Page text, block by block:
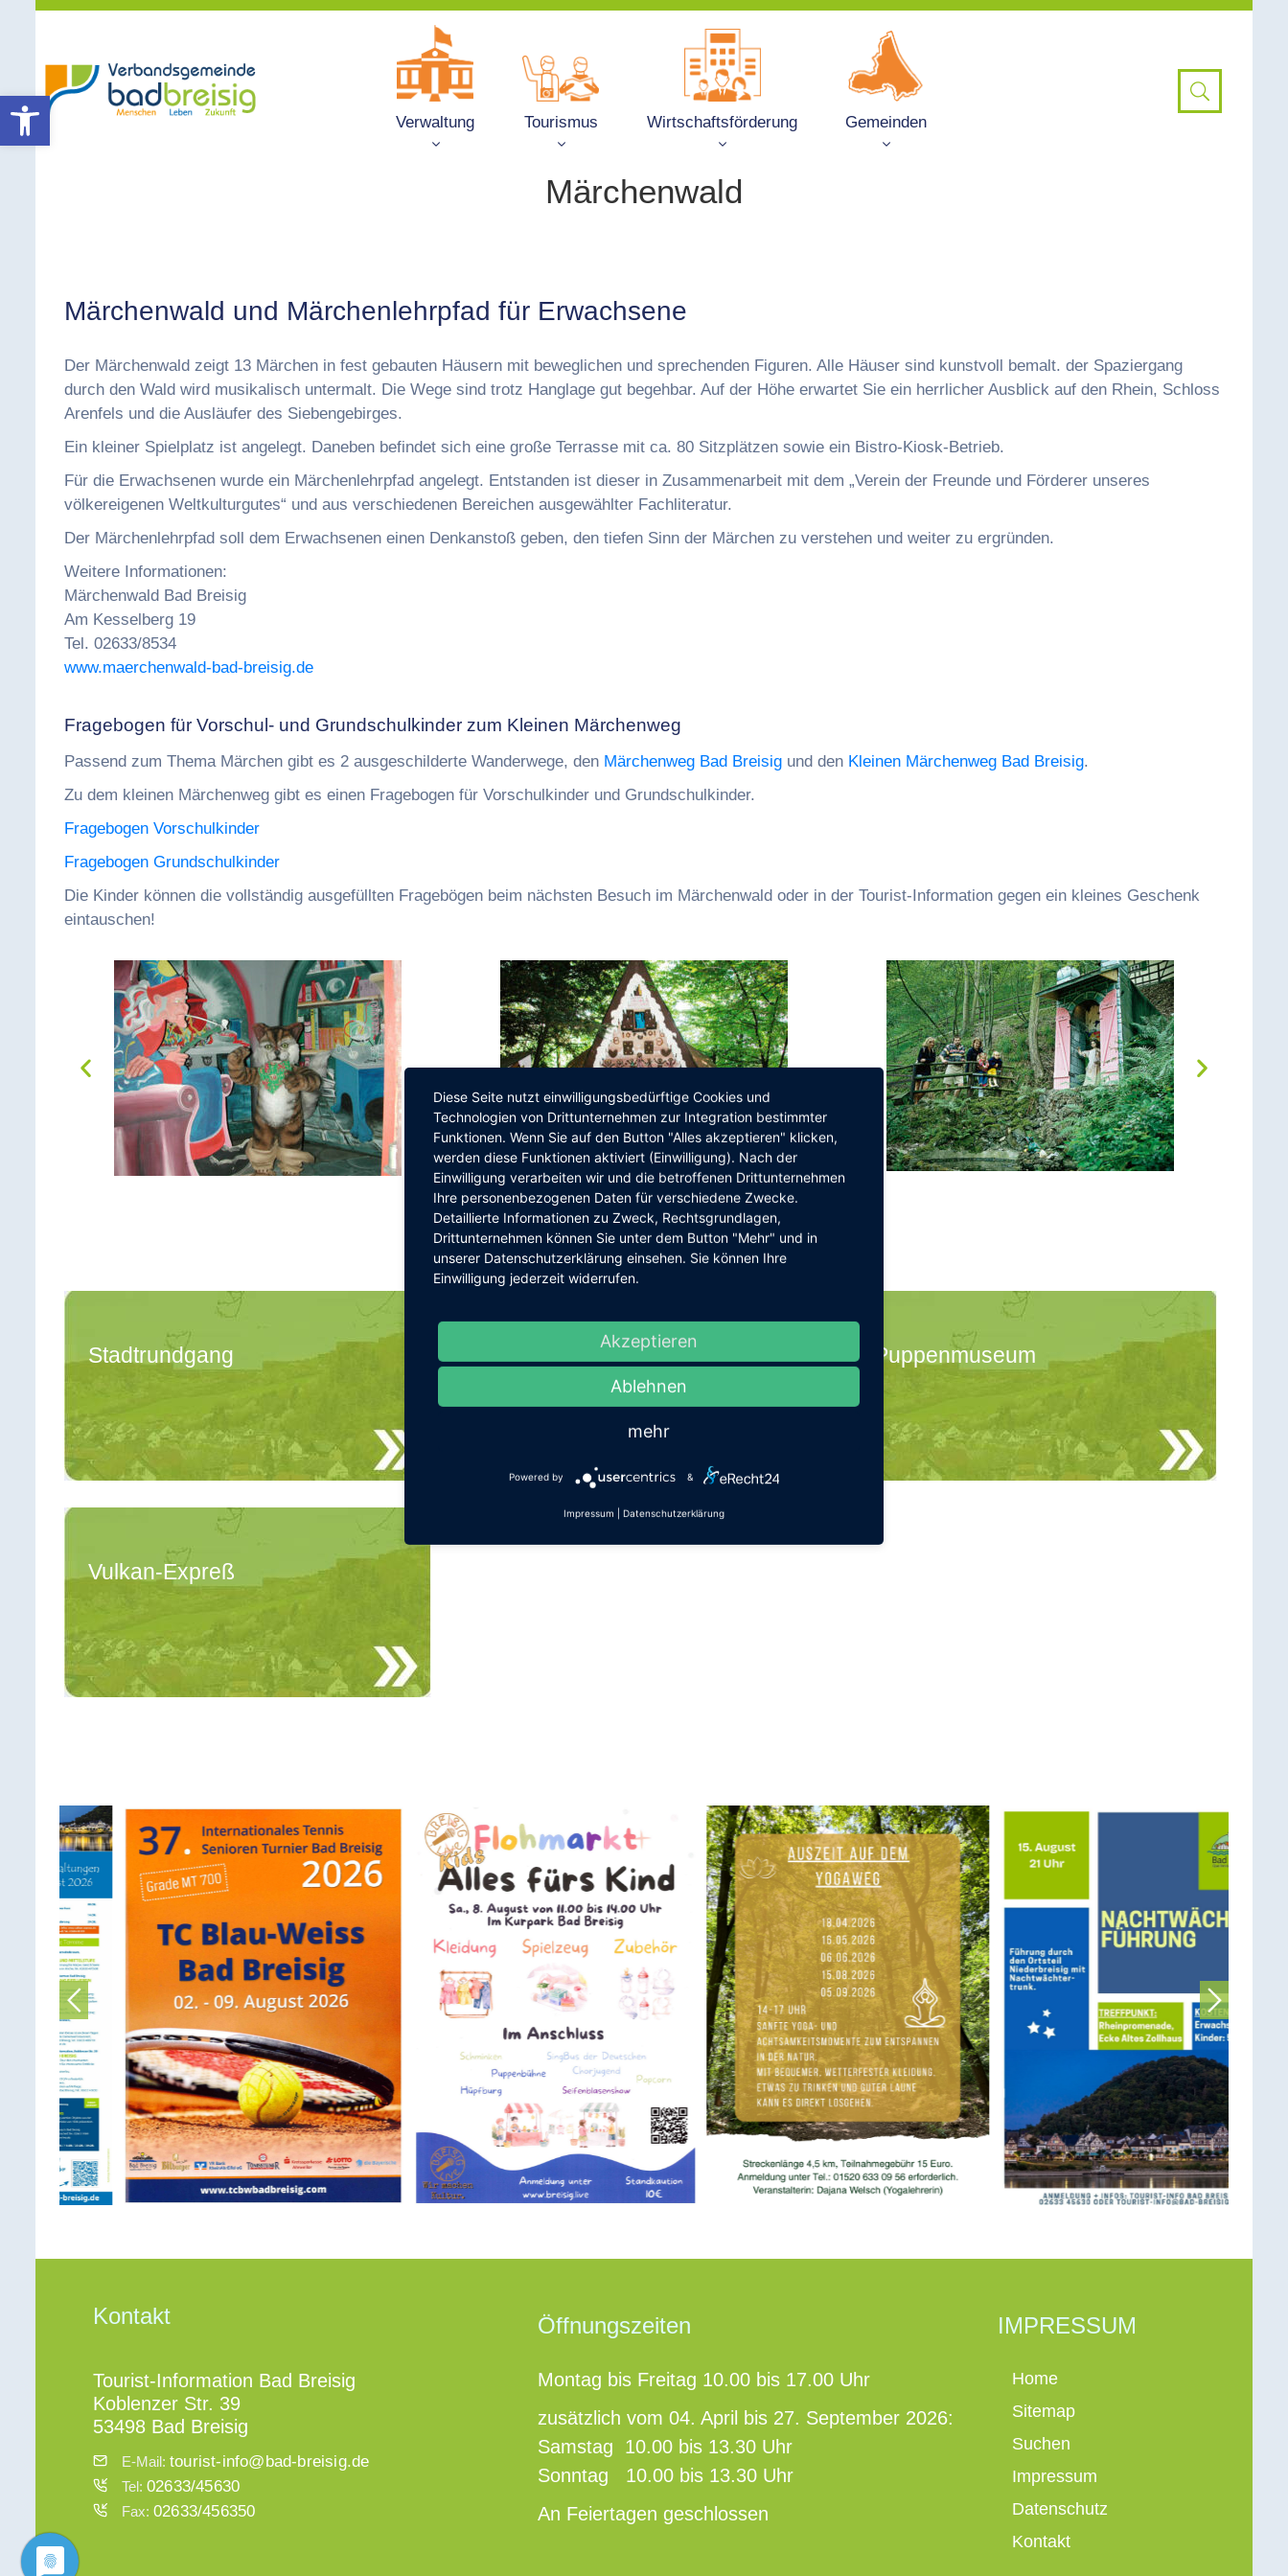
Werkzeugleiste öffnen
Verwaltung Tourismus Wirtschaftsförderung Gemeinden
Märchenwald
Märchenwald und Märchenlehrpfad für Erwachsene
Der Märchenwald zeigt 13 Märchen in fest gebauten Häusern mit beweglichen und sprechenden Figuren. Alle Häuser sind kunstvoll bemalt. der Spaziergang
durch den Wald wird musikalisch untermalt. Die Wege sind trotz Hanglage gut begehbar. Auf der Höhe erwartet Sie ein herrlicher Ausblick auf den Rhein, Schloss
Arenfels und die Ausläufer des Siebengebirges.
Ein kleiner Spielplatz ist angelegt. Daneben befindet sich eine große Terrasse mit ca. 80 Sitzplätzen sowie ein Bistro-Kiosk-Betrieb.
Für die Erwachsenen wurde ein Märchenlehrpfad angelegt. Entstanden ist dieser in Zusammenarbeit mit dem „Verein der Freunde und Förderer unseres
völkereigenen Weltkulturgutes“ und aus verschiedenen Bereichen ausgewählter Fachliteratur.
Der Märchenlehrpfad soll dem Erwachsenen einen Denkanstoß geben, den tiefen Sinn der Märchen zu verstehen und weiter zu ergründen.
Weitere Informationen:
Märchenwald Bad Breisig
Am Kesselberg 19
Tel. 02633/8534
www.maerchenwald-bad-breisig.de
Fragebogen für Vorschul- und Grundschulkinder zum Kleinen Märchenweg
Passend zum Thema Märchen gibt es 2 ausgeschilderte Wanderwege, den Märchenweg Bad Breisig und den Kleinen Märchenweg Bad Breisig.
Zu dem kleinen Märchenweg gibt es einen Fragebogen für Vorschulkinder und Grundschulkinder.
Fragebogen Vorschulkinder
Fragebogen Grundschulkinder
Die Kinder können die vollständig ausgefüllten Fragebögen beim nächsten Besuch im Märchenwald oder in der Tourist-Information gegen ein kleines Geschenk
eintauschen!
Stadtrundgang
Vulkan-Expreß
Thermenrundgang Puppenmuseum
Kontakt
Tourist-Information Bad Breisig
Koblenzer Str. 39
53498 Bad Breisig
E-Mail: tourist-info@bad-breisig.de
Tel: 02633/45630
Fax: 02633/456350
Öffnungszeiten
Montag bis Freitag 10.00 bis 17.00 Uhr
zusätzlich vom 04. April bis 27. September 2026:
Samstag 10.00 bis 13.30 Uhr
Sonntag 10.00 bis 13.30 Uhr
An Feiertagen geschlossen
IMPRESSUM
Home
Sitemap
Suchen
Impressum
Datenschutz
Kontakt
Diese Seite nutzt einwilligungsbedürftige Cookies und
Technologien von Drittunternehmen zur Integration bestimmter
Funktionen. Wenn Sie auf den Button "Alles akzeptieren" klicken,
werden diese Funktionen aktiviert (Einwilligung). Nach der
Einwilligung verarbeiten wir und die betroffenen Drittunternehmen
Ihre personenbezogenen Daten für verschiedene Zwecke.
Detaillierte Informationen zu Zweck, Rechtsgrundlagen,
Drittunternehmen können Sie unter dem Button "Mehr" und in
unserer Datenschutzerklärung einsehen. Sie können Ihre
Einwilligung jederzeit widerrufen.
Akzeptieren
Ablehnen
mehr
Powered by &
Impressum Datenschutzerklärung